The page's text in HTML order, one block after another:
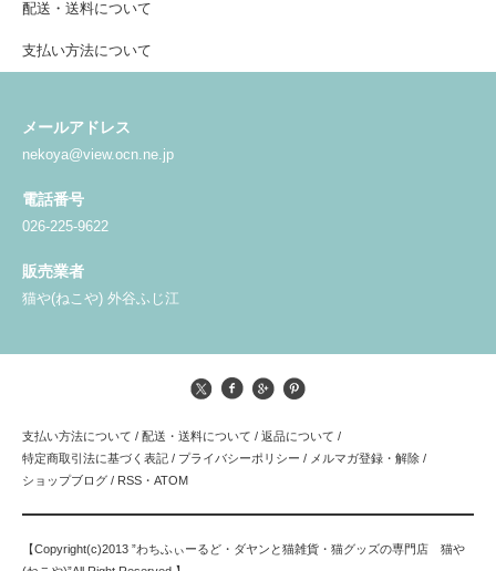
配送・送料について
支払い方法について
メールアドレス
nekoya@view.ocn.ne.jp
電話番号
026-225-9622
販売業者
猫や(ねこや) 外谷ふじ江
支払い方法について / 配送・送料について / 返品について /
特定商取引法に基づく表記 / プライバシーポリシー / メルマガ登録・解除 /
ショップブログ / RSS ・ ATOM
【Copyright(c)2013 ”わちふぃーるど・ダヤンと猫雑貨・猫グッズの専門店 猫や